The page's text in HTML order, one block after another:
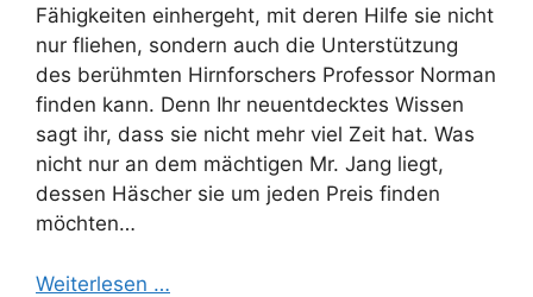
Fähigkeiten einhergeht, mit deren Hilfe sie nicht
nur fliehen, sondern auch die Unterstützung
des berühmten Hirnforschers Professor Norman
finden kann. Denn Ihr neuentdecktes Wissen
sagt ihr, dass sie nicht mehr viel Zeit hat. Was
nicht nur an dem mächtigen Mr. Jang liegt,
dessen Häscher sie um jeden Preis finden
möchten…
Weiterlesen …